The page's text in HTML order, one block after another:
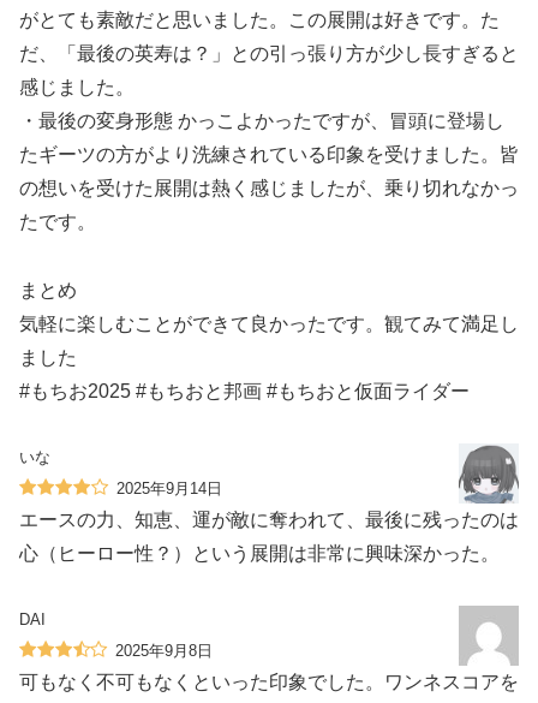
がとても素敵だと思いました。この展開は好きです。た
だ、「最後の英寿は？」との引っ張り方が少し長すぎると
感じました。
・最後の変身形態 かっこよかったですが、冒頭に登場し
たギーツの方がより洗練されている印象を受けました。皆
の想いを受けた展開は熱く感じましたが、乗り切れなかっ
たです。
まとめ
気軽に楽しむことができて良かったです。観てみて満足し
ました‍️
#もちお2025 #もちおと邦画 #もちおと仮面ライダー
いな
2025年9月14日
エースの力、知恵、運が敵に奪われて、最後に残ったのは
心（ヒーロー性？）という展開は非常に興味深かった。
DAI
2025年9月8日
可もなく不可もなくといった印象でした。ワンネスコアを